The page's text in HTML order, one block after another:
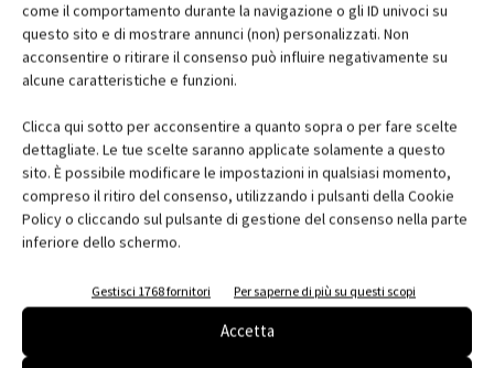
come il comportamento durante la navigazione o gli ID univoci su
questo sito e di mostrare annunci (non) personalizzati. Non
acconsentire o ritirare il consenso può influire negativamente su
alcune caratteristiche e funzioni.
Clicca qui sotto per acconsentire a quanto sopra o per fare scelte
dettagliate. Le tue scelte saranno applicate solamente a questo
sito. È possibile modificare le impostazioni in qualsiasi momento,
compreso il ritiro del consenso, utilizzando i pulsanti della Cookie
Policy o cliccando sul pulsante di gestione del consenso nella parte
inferiore dello schermo.
Gestisci 1768 fornitori Per saperne di più su questi scopi
Accetta
www.giardininverticale.com
verdeblog.verdeprofilo.com
scheda azienda
Nome:Verde Profilo
Città:Agrate Brianza